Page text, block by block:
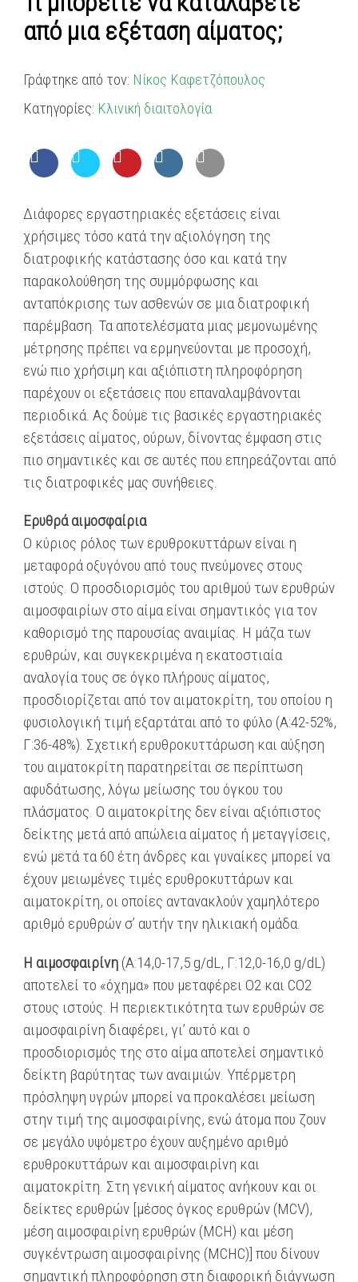
από μια εξέταση αίματος;
Γράφτηκε από τον: Νίκος Καφετζόπουλος
Κατηγορίες: Κλινική διαιτολογία
Διάφορες εργαστηριακές εξετάσεις είναι
χρήσιμες τόσο κατά την αξιολόγηση της
διατροφικής κατάστασης όσο και κατά την
παρακολούθηση της συμμόρφωσης και
ανταπόκρισης των ασθενών σε μια διατροφική
παρέμβαση. Τα αποτελέσματα μιας μεμονωμένης
μέτρησης πρέπει να ερμηνεύονται με προσοχή,
ενώ πιο χρήσιμη και αξιόπιστη πληροφόρηση
παρέχουν οι εξετάσεις που επαναλαμβάνονται
περιοδικά. Ας δούμε τις βασικές εργαστηριακές
εξετάσεις αίματος, ούρων, δίνοντας έμφαση στις
πιο σημαντικές και σε αυτές που επηρεάζονται από
τις διατροφικές μας συνήθειες.
Ερυθρά αιμοσφαίρια
Ο κύριος ρόλος των ερυθροκυττάρων είναι η
μεταφορά οξυγόνου από τους πνεύμονες στους
ιστούς. Ο προσδιορισμός του αριθμού των ερυθρών
αιμοσφαιρίων στο αίμα είναι σημαντικός για τον
καθορισμό της παρουσίας αναιμίας. Η μάζα των
ερυθρών, και συγκεκριμένα η εκατοστιαία
αναλογία τους σε όγκο πλήρους αίματος,
προσδιορίζεται από τον αιματοκρίτη, του οποίου η
φυσιολογική τιμή εξαρτάται από το φύλο (A:42-52%,
Γ:36-48%). Σχετική ερυθροκυττάρωση και αύξηση
του αιματοκρίτη παρατηρείται σε περίπτωση
αφυδάτωσης, λόγω μείωσης του όγκου του
πλάσματος. Ο αιματοκρίτης δεν είναι αξιόπιστος
δείκτης μετά από απώλεια αίματος ή μεταγγίσεις,
ενώ μετά τα 60 έτη άνδρες και γυναίκες μπορεί να
έχουν μειωμένες τιμές ερυθροκυττάρων και
αιματοκρίτη, οι οποίες αντανακλούν χαμηλότερο
αριθμό ερυθρών σ’ αυτήν την ηλικιακή ομάδα.
Η αιμοσφαιρίνη (A:14,0-17,5 g/dL, Γ:12,0-16,0 g/dL)
αποτελεί το «όχημα» που μεταφέρει Ο2 και CΟ2
στους ιστούς. Η περιεκτικότητα των ερυθρών σε
αιμοσφαιρίνη διαφέρει, γι’ αυτό και ο
προσδιορισμός της στο αίμα αποτελεί σημαντικό
δείκτη βαρύτητας των αναιμιών. Υπέρμετρη
πρόσληψη υγρών μπορεί να προκαλέσει μείωση
στην τιμή της αιμοσφαιρίνης, ενώ άτομα που ζουν
σε μεγάλο υψόμετρο έχουν αυξημένο αριθμό
ερυθροκυττάρων και αιμοσφαιρίνη και
αιματοκρίτη. Στη γενική αίματος ανήκουν και οι
δείκτες ερυθρών [μέσος όγκος ερυθρών (MCV),
μέση αιμοσφαιρίνη ερυθρών (MCH) και μέση
συγκέντρωση αιμοσφαιρίνης (MCHC)] που δίνουν
σημαντική πληροφόρηση στη διαφορική διάγνωση